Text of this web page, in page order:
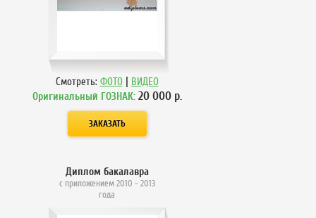
Смотреть: ФОТО | ВИДЕО
Оригинальный ГОЗНАК: 20 000р.
Диплом бакалавра
с приложением 2010 - 2013
года